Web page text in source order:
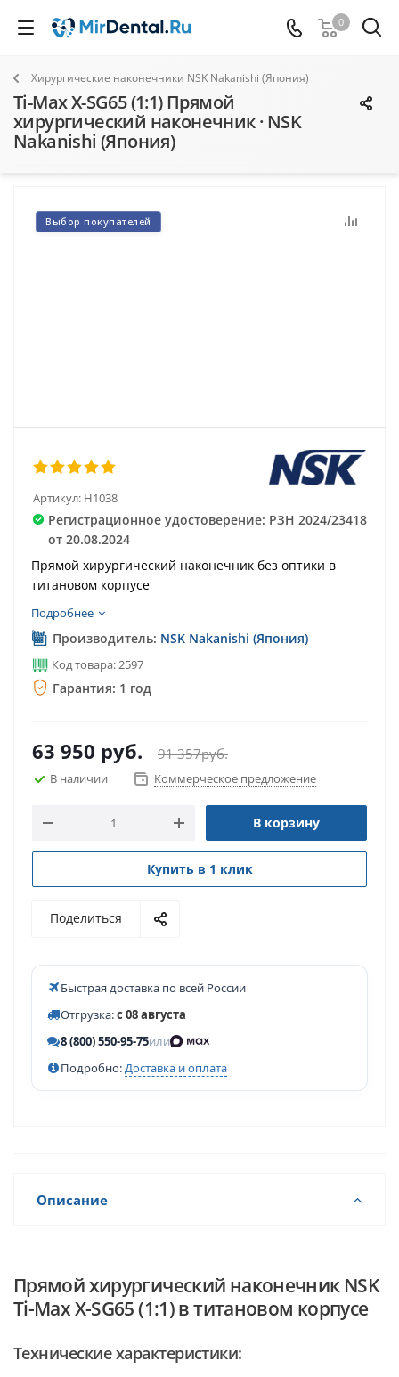
0
Хирургические наконечники NSK Nakanishi (Япония)
Ti-Max X-SG65 (1:1) Прямой
хирургический наконечник · NSK
Nakanishi (Япония)
Выбор покупателей
Артикул: H1038
Регистрационное удостоверение: РЗН 2024/23418
от 20.08.2024
Прямой хирургический наконечник без оптики в
титановом корпусе
Подробнее
Производитель: NSK Nakanishi (Япония)
Код товара: 2597
Гарантия: 1 год
63 950 руб. 91 357руб.
В наличии Коммерческое предложение
В корзину
Купить в 1 клик
Поделиться
Быстрая доставка по всей России
Отгрузка:с 08 августа
8 (800) 550-95-75или
Подробно:Доставка и оплата
Описание
Прямой хирургический наконечник NSK
Ti-Max X-SG65 (1:1) в титановом корпусе
Технические характеристики: